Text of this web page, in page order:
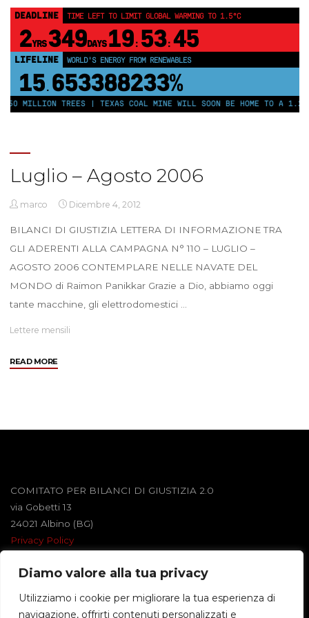
Diamo valore alla tua privacy
Utilizziamo i cookie per migliorare la tua esperienza di
navigazione, offrirti contenuti personalizzati e
DEADLINE TIME LEFT TO LIMIT GLOBAL WARMING TO 1.5°C
2YRS 349DAYS 19: 53: 44
LIFELINE WORLD'S ENERGY FROM RENEWABLES
15. 653388238%
250 MILLION TREES | TEXAS COAL MINE WILL SOON BE HOME TO A
Luglio – Agosto 2006
marco Dicembre 4, 2012
BILANCI DI GIUSTIZIA LETTERA DI INFORMAZIONE TRA
GLI ADERENTI ALLA CAMPAGNA N° 110 – LUGLIO –
AGOSTO 2006 CONTEMPLARE NELLE NAVATE DEL
MONDO di Raimon Panikkar Grazie a Dio, abbiamo oggi
tante macchine, gli elettrodomestici …
Lettere mensili
READ MORE"Luglio
COMITATO PER BILANCI DI GIUSTIZIA 2.0
via Gobetti 13
24021 Albino (BG)
Privacy Policy